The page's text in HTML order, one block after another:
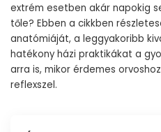
extrém esetben akár napokig
tőle? Ebben a cikkben
anatómiáját, a leggyakoribb
hatékony házi praktikákat a
arra is, mikor érdemes
reflexszel.